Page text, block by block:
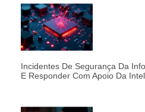
Incidentes De Segurança Da
E Responder Com Apoio Da